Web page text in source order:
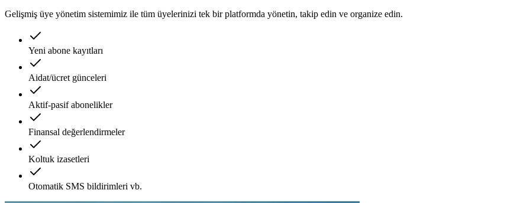
Gelişmiş üye yönetim sistemimiz ile tüm üyelerinizi tek bir platformda yönetin, takip edin ve organize edin.
Yeni abone kayıtları
Aidat/ücret günceleri
Aktif-pasif abonelikler
Finansal değerlendirmeler
Koltuk izasetleri
Otomatik SMS bildirimleri vb.